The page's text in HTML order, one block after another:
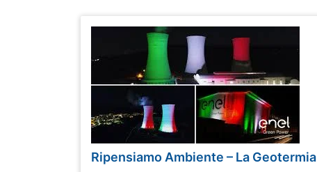
Ripensiamo Ambiente – La Geotermia